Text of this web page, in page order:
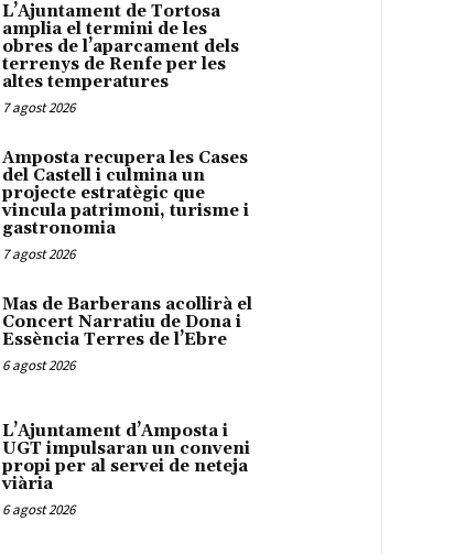
L’Ajuntament de Tortosa
amplia el termini de les
obres de l’aparcament dels
terrenys de Renfe per les
altes temperatures
7 agost 2026
Amposta recupera les Cases
del Castell i culmina un
projecte estratègic que
vincula patrimoni, turisme i
gastronomia
7 agost 2026
Mas de Barberans acollirà el
Concert Narratiu de Dona i
Essència Terres de l’Ebre
6 agost 2026
L’Ajuntament d’Amposta i
UGT impulsaran un conveni
propi per al servei de neteja
viària
6 agost 2026